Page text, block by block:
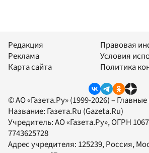
Редакция
Реклама
Карта сайта
Правовая
Условия
Политика
© АО «Газета.Ру» (1999-2026) –
Название: Газета.Ru (Gazeta.Ru)
Учредитель:АО «Газета.Ру», ОГРН
7743625728
Адрес учредителя: 125239, Россия,